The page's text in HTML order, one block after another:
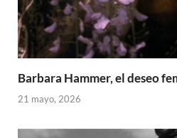
Barbara Hammer, el deseo
21 mayo, 2026